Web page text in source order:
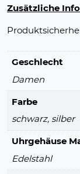
Zusätzliche
Geschlecht
Damen
Farbe
schwarz, silber
Uhrgehäuse
Edelstahl